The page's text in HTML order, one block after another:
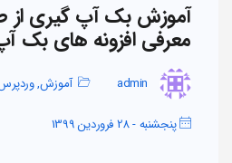
آموزش بک آپ گیری
معرفی افزونه های بک
admin آموزش,
پنجشنبه - 28 فروردین 1399